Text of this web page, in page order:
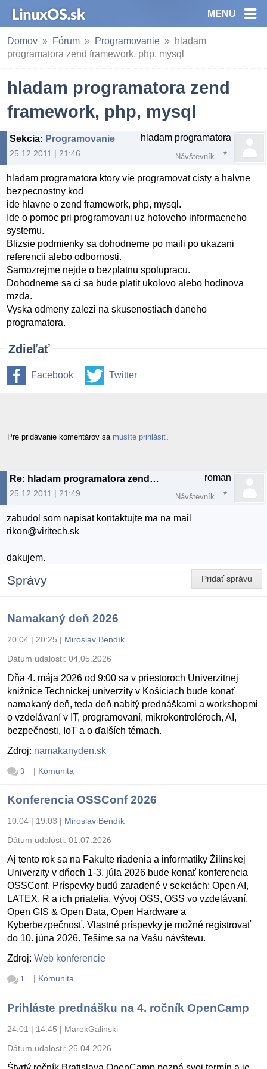
MENU
Domov Fórum Programovanie
hladam
programatora zend framework, php, mysql
hladam programatora zend
framework, php, mysql
Sekcia: Programovanie
25.12.2011 | 21:46
hladam programatora
Návštevník
hladam programatora ktory vie programovat cisty a halvne
bezpecnostny kod
ide hlavne o zend framework, php, mysql.
Ide o pomoc pri programovani uz hotoveho informacneho
systemu.
Blizsie podmienky sa dohodneme po maili po ukazani
referencii alebo odbornosti.
Samozrejme nejde o bezplatnu spolupracu.
Dohodneme sa ci sa bude platit ukolovo alebo hodinova
mzda.
Vyska odmeny zalezi na skusenostiach daneho
programatora.
Zdieľať
Facebook Twitter
Pre pridávanie komentárov sa musíte prihlásiť
Re: hladam programatora zend framework, php, mysql
25.12.2011 | 21:49
roman
Návštevník
zabudol som napisat kontaktujte ma na mail
rikon@viritech.sk
dakujem.
Pridať správu
Správy
Namakaný deň 2026
20.04 | 20:25 | Miroslav Bendík
Dátum udalosti: 04.05.2026
Dňa 4. mája 2026 od 9:00 sa v priestoroch Univerzitnej
knižnice Technickej univerzity v Košiciach bude konať
namakaný deň, teda deň nabitý prednáškami a workshopmi
o vzdelávaní v IT, programovaní, mikrokontroléroch, AI,
bezpečnosti, IoT a o ďalších témach.
Zdroj: namakanyden.sk
3 | Komunita
Konferencia OSSConf 2026
10.04 | 19:03 | Miroslav Bendík
Dátum udalosti: 01.07.2026
Aj tento rok sa na Fakulte riadenia a informatiky Žilinskej
Univerzity v dňoch 1-3. júla 2026 bude konať konferencia
OSSConf. Príspevky budú zaradené v sekciách: Open AI,
LATEX, R a ich priatelia, Vývoj OSS, OSS vo vzdelávaní,
Open GIS & Open Data, Open Hardware a
Kyberbezpečnosť. Vlastné príspevky je možné registrovať
do 10. júna 2026. Tešíme sa na Vašu návštevu.
Zdroj: Web konferencie
1 | Komunita
Prihláste prednášku na 4. ročník OpenCamp
24.01 | 14:45 | MarekGalinski
Dátum udalosti: 25.04.2026